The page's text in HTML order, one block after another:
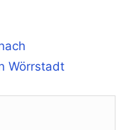
Wörrstadt